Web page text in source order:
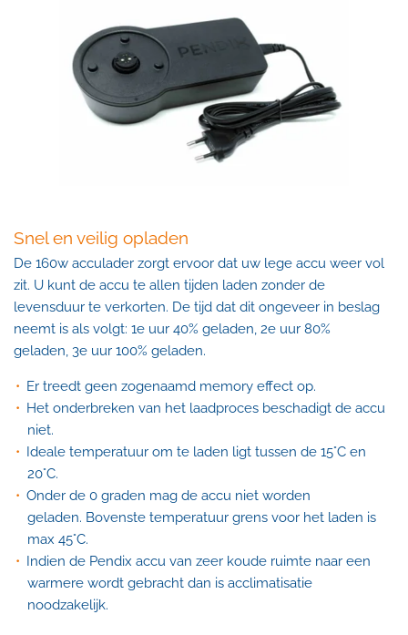
Snel en veilig opladen
De 160w acculader zorgt ervoor dat uw lege accu weer vol
zit. U kunt de accu te allen tijden laden zonder de
levensduur te verkorten. De tijd dat dit ongeveer in beslag
neemt is als volgt: 1e uur 40% geladen, 2e uur 80%
geladen, 3e uur 100% geladen.
Er treedt geen zogenaamd memory effect op.
Het onderbreken van het laadproces beschadigt de accu
niet.
Ideale temperatuur om te laden ligt tussen de 15°C en
20°C.
Onder de 0 graden mag de accu niet worden
geladen. Bovenste temperatuur grens voor het laden is
max 45°C.
Indien de Pendix accu van zeer koude ruimte naar een
warmere wordt gebracht dan is acclimatisatie
noodzakelijk.